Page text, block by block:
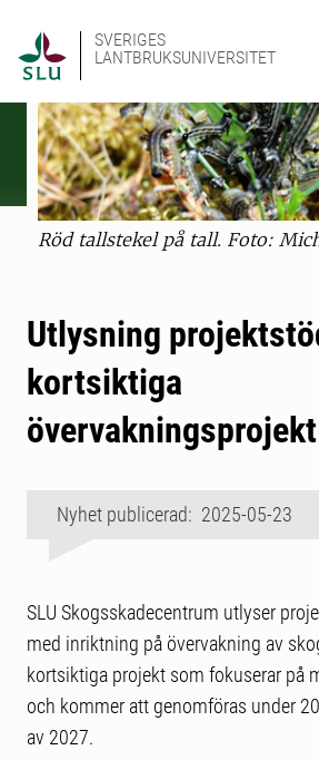
SVERIGES
LANTBRUKSUNIVERSITET
Röd tallstekel på tall. Foto:
Utlysning
kortsiktiga
övervakningsprojekt
Nyhet publicerad: 2025-05-23
SLU Skogsskadecentrum utlyser
med inriktning på övervakning av
kortsiktiga projekt som fokuserar på
och kommer att genomföras under
av 2027.